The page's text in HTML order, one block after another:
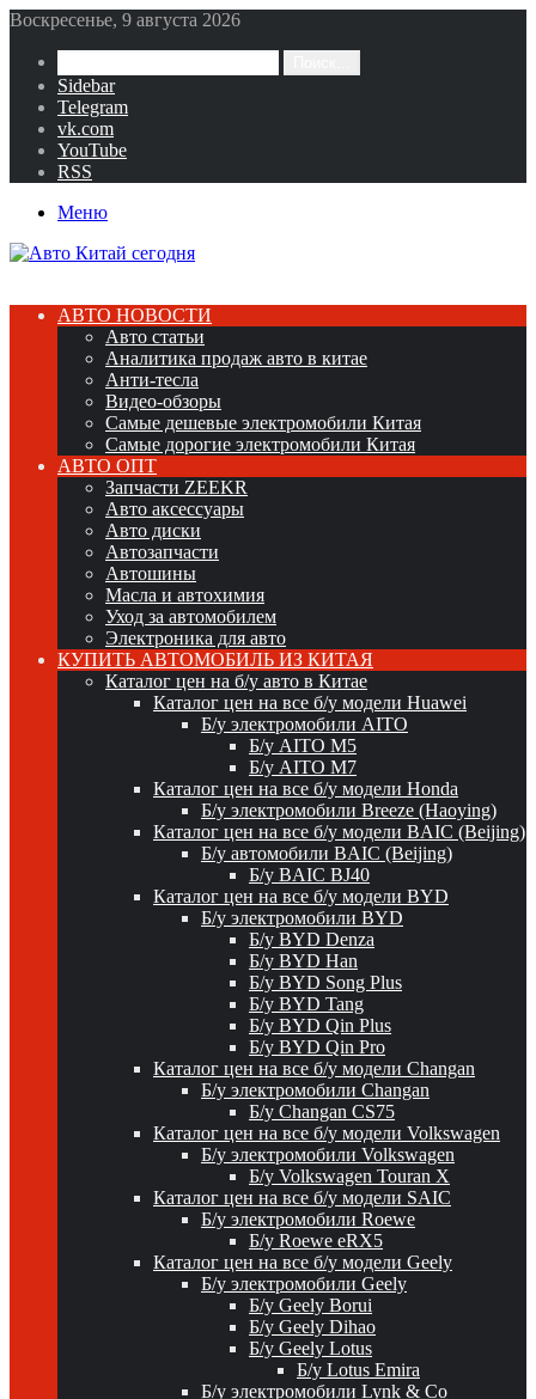
Воскресенье, 9 августа 2026
Sidebar
Telegram
vk.com
YouTube
RSS
Меню
АВТО НОВОСТИ
Авто статьи
Аналитика продаж авто в китае
Анти-тесла
Видео-обзоры
Самые дешевые электромобили Китая
Самые дорогие электромобили Китая
АВТО ОПТ
Запчасти ZEEKR
Авто аксессуары
Авто диски
Автозапчасти
Автошины
Масла и автохимия
Уход за автомобилем
Электроника для авто
КУПИТЬ АВТОМОБИЛЬ ИЗ КИТАЯ
Каталог цен на б/у авто в Китае
Каталог цен на все б/у модели Huawei
Б/у электромобили AITO
Б/у AITO M5
Б/у AITO M7
Каталог цен на все б/у модели Honda
Б/у электромобили Breeze (Haoying)
Каталог цен на все б/у модели BAIC (Beijing)
Б/у автомобили BAIC (Beijing)
Б/у BAIC BJ40
Каталог цен на все б/у модели BYD
Б/у электромобили BYD
Б/у BYD Denza
Б/у BYD Han
Б/у BYD Song Plus
Б/у BYD Tang
Б/у BYD Qin Plus
Б/у BYD Qin Pro
Каталог цен на все б/у модели Changan
Б/у электромобили Changan
Б/у Changan CS75
Каталог цен на все б/у модели Volkswagen
Б/у электромобили Volkswagen
Б/у Volkswagen Touran X
Каталог цен на все б/у модели SAIC
Б/у электромобили Roewe
Б/у Roewe eRX5
Каталог цен на все б/у модели Geely
Б/у электромобили Geely
Б/у Geely Borui
Б/у Geely Dihao
Б/у Geely Lotus
Б/у Lotus Emira
Б/у электромобили Lynk & Co